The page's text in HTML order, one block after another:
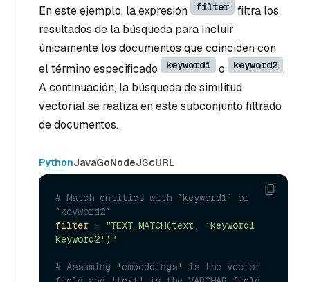
En este ejemplo, la expresión filter
filtra los
resultados de la búsqueda para incluir
únicamente los documentos que coinciden con
el término especificado
keyword1 o keyword2 .
A continuación, la búsqueda de similitud
vectorial se realiza en este subconjunto filtrado
de documentos.
PythonJavaGoNodeJScURL
# Match entities with `keyword1` or
`keyword2`
filter =
"TEXT_MATCH(text, 'keyword1
keyword2')"
# Assuming 'embeddings' is the vector